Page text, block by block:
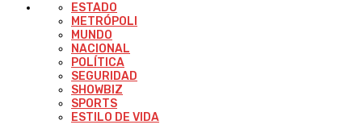
ESTADO
METRÓPOLI
MUNDO
NACIONAL
POLÍTICA
SEGURIDAD
SHOWBIZ
SPORTS
ESTILO DE VIDA